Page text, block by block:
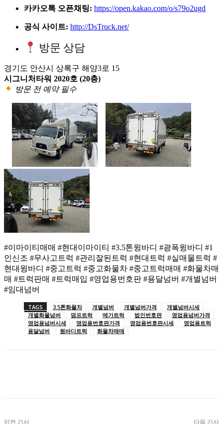
카카오톡 오픈채팅: https://open.kakao.com/o/s79o2ugd
공식 사이트: http://DsTruck.net/
방문 상담
경기도 안산시 상록구 해양3로 15
시그니처타워 2020호 (20층)
방문 전 예약 필수
#이마이티매매 #현대이마이티 #3.5톤윙바디 #광폭윙바디 #1
인신조 #무사고트럭 #관리잘된트럭 #현대트럭 #실매물트럭 #
현대윙바디 #중고트럭 #중고화물차 #중고트럭매매 #화물차매
매 #트럭판매 #트럭매입 #영업용번호판 #용달넘버 #개별넘버
#임대넘버
TAGS 3.5톤화물차 개별넘버 개별넘버가격
개별넘버시세
개별화물넘버
덤프트럭 메가트럭 법인번호판
영업용넘버가격
영업용넘버시세
영업용번호판가격 영업용번호판시세
영업용트럭
용달넘버
윙바디트럭 화물차매매
이전 기사 다음 기사